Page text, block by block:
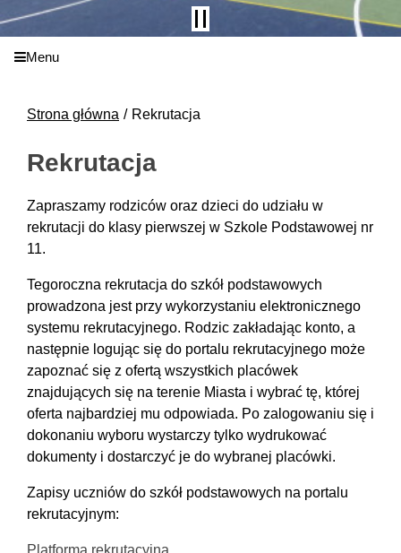
Menu
Strona główna Rekrutacja
Rekrutacja
Zapraszamy rodziców oraz dzieci do udziału w
rekrutacji do klasy pierwszej w Szkole Podstawowej nr
11.
Tegoroczna rekrutacja do szkół podstawowych
prowadzona jest przy wykorzystaniu elektronicznego
systemu rekrutacyjnego. Rodzic zakładając konto, a
następnie logując się do portalu rekrutacyjnego może
zapoznać się z ofertą wszystkich placówek
znajdujących się na terenie Miasta i wybrać tę, której
oferta najbardziej mu odpowiada. Po zalogowaniu się i
dokonaniu wyboru wystarczy tylko wydrukować
dokumenty i dostarczyć je do wybranej placówki.
Zapisy uczniów do szkół podstawowych na portalu
rekrutacyjnym:
Platforma rekrutacyjna